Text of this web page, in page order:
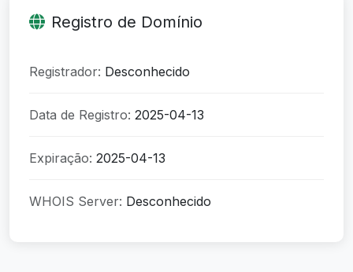
Registro de Domínio
Registrador: Desconhecido
Data de Registro: 2025-04-13
Expiração: 2025-04-13
WHOIS Server: Desconhecido